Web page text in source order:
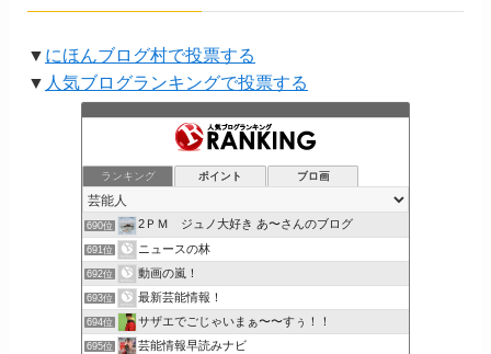
▼ にほんブログ村で投票する
▼ 人気ブログランキングで投票する
ランキング ポイント ブロ画
690位 2ＰＭ ジュノ大好き あ〜さんのブログ
691位 ニュースの林
692位 動画の嵐！
693位 最新芸能情報！
694位 サザエでごじゃいまぁ〜〜すぅ！！
695位 芸能情報早読みナビ